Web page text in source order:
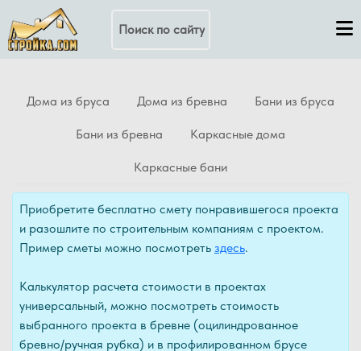
Дома из бруса Дома из бревна Бани из бруса
Бани из бревна Каркасные дома
Каркасные бани
Приобретите бесплатно смету понравившегося проекта
и разошлите по строительным компаниям с проектом.
Пример сметы можно посмотреть здесь.
Калькулятор расчета стоимости в проектах
универсальный, можно посмотреть стоимость
выбранного проекта в бревне (оцилиндрованное
бревно/ручная рубка) и в профилированном брусе